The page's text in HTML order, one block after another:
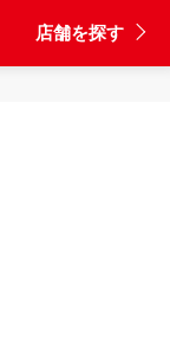
店舗を探す